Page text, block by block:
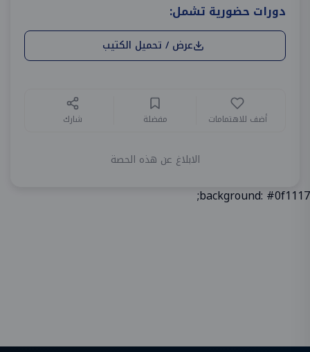
دورات حضورية تشمل:
عرض / تحميل الكتيب
أضف للاهتمامات مفضلة شارك
الابلاغ عن هذه الحصة
background: #0f1117;